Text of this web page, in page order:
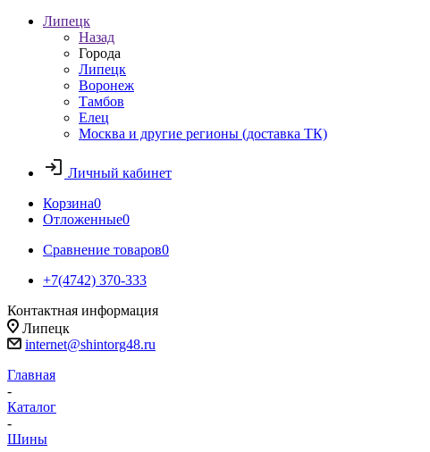
Липецк
Назад
Города
Липецк
Воронеж
Тамбов
Елец
Москва и другие регионы (доставка ТК)
Личный кабинет
Корзина0
Отложенные0
Сравнение товаров0
+7(4742) 370-333
Контактная информация
Липецк
internet@shintorg48.ru
Главная
-
Каталог
-
Шины